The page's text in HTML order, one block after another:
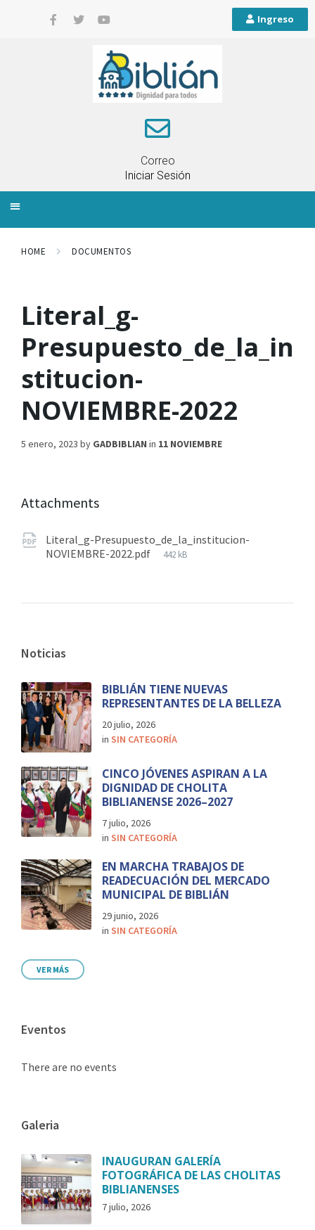
Ingreso
Correo
Iniciar Sesión
HOME DOCUMENTOS
Literal_g-
Presupuesto_de_la_in
stitucion-
NOVIEMBRE-2022
5 enero, 2023 by GADBIBLIAN in 11 NOVIEMBRE
Attachments
Literal_g-Presupuesto_de_la_institucion-
NOVIEMBRE-2022.pdf
442 kB
Noticias
BIBLIÁN TIENE NUEVAS
REPRESENTANTES DE LA BELLEZA
20 julio, 2026
in SIN CATEGORÍA
CINCO JÓVENES ASPIRAN A LA
DIGNIDAD DE CHOLITA
BIBLIANENSE 2026–2027
7 julio, 2026
in SIN CATEGORÍA
EN MARCHA TRABAJOS DE
READECUACIÓN DEL MERCADO
MUNICIPAL DE BIBLIÁN
29 junio, 2026
in SIN CATEGORÍA
VER MÁS
Eventos
There are no events
Galeria
INAUGURAN GALERÍA
FOTOGRÁFICA DE LAS CHOLITAS
BIBLIANENSES
7 julio, 2026